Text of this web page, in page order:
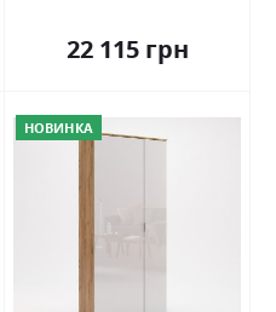
22 115 грн
НОВИНКА